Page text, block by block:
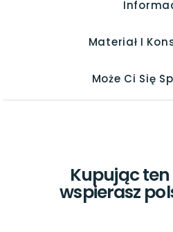
Materiał I
Może Ci Się
Kupując
wspierasz